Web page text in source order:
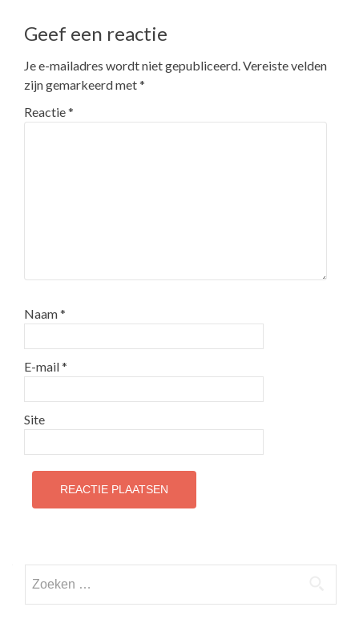
navigatie
Geef een reactie
Je e-mailadres wordt niet gepubliceerd. Vereiste velden
zijn gemarkeerd met*
Reactie*
Naam*
E-mail*
Site
naar: